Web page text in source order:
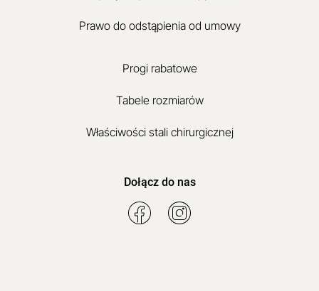
Prawo do odstąpienia od umowy
Progi rabatowe
Tabele rozmiarów
Właściwości stali chirurgicznej
Dołącz do nas